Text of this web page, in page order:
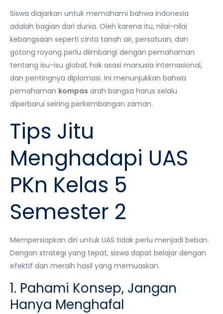
Siswa diajarkan untuk memahami bahwa Indonesia
adalah bagian dari dunia. Oleh karena itu, nilai-nilai
kebangsaan seperti cinta tanah air, persatuan, dan
gotong royong perlu diimbangi dengan pemahaman
tentang isu-isu global, hak asasi manusia internasional,
dan pentingnya diplomasi. Ini menunjukkan bahwa
pemahaman kompas arah bangsa harus selalu
diperbarui seiring perkembangan zaman.
Tips Jitu
Menghadapi UAS
PKn Kelas 5
Semester 2
Mempersiapkan diri untuk UAS tidak perlu menjadi beban.
Dengan strategi yang tepat, siswa dapat belajar dengan
efektif dan meraih hasil yang memuaskan.
1. Pahami Konsep, Jangan
Hanya Menghafal